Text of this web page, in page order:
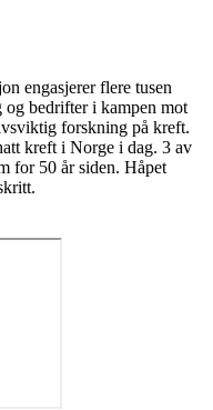
engasjerer flere tusen
og bedrifter i kampen mot
forskning på kreft.
kreft i Norge i dag. 3 av
for 50 år siden. Håpet